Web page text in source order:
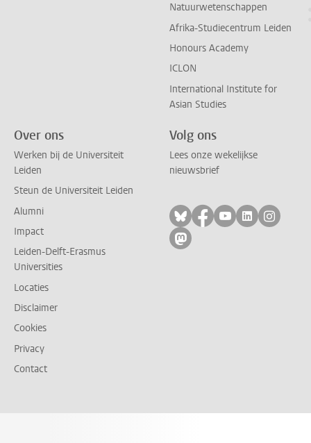
Natuurwetenschappen
Afrika-Studiecentrum Leiden
Honours Academy
ICLON
International Institute for
Asian Studies
Over ons
Werken bij de Universiteit
Leiden
Steun de Universiteit Leiden
Alumni
Impact
Leiden-Delft-Erasmus
Universities
Locaties
Disclaimer
Cookies
Privacy
Contact
Volg ons
Lees onze wekelijkse
nieuwsbrief
Volg ons op bluesky
Volg ons op
Volg ons op
Volg ons
Volg
Volg ons op mastodon